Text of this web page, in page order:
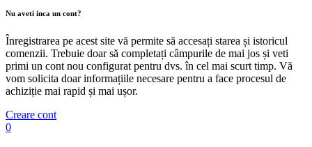
Nu aveti inca un cont?
Înregistrarea pe acest site vă permite să accesați starea și istoricul
comenzii. Trebuie doar să completați câmpurile de mai jos și veti
primi un cont nou configurat pentru dvs. în cel mai scurt timp. Vă
vom solicita doar informațiile necesare pentru a face procesul de
achiziție mai rapid și mai ușor.
Creare cont
0